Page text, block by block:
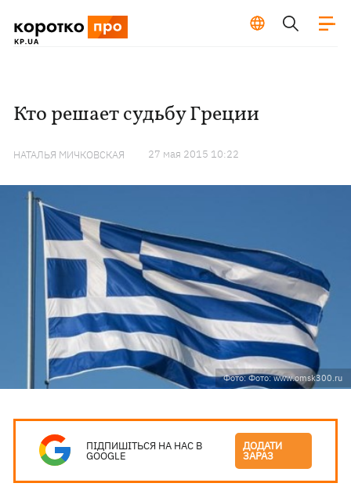
Кто решает судьбу Греции
НАТАЛЬЯ МИЧКОВСКАЯ 27 мая 2015 10:22
Фото: Фото: www.omsk300.ru
ПІДПИШІТЬСЯ НА НАС В
GOOGLE
ДОДАТИ
ЗАРАЗ